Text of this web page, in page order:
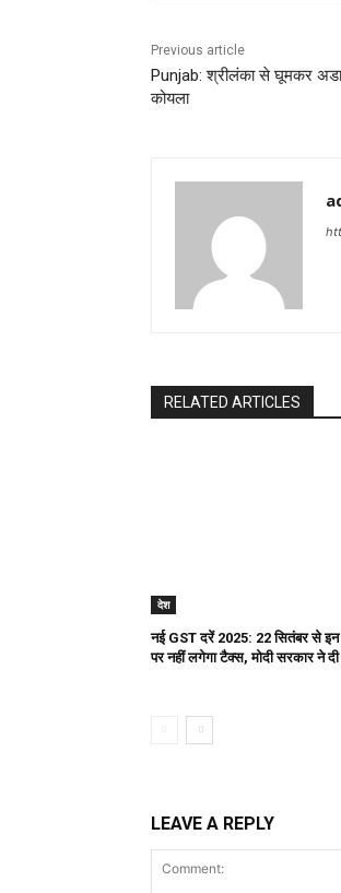
Previous article
Punjab: श्रीलंका से घूमकर
कोयला
RELATED ARTICLES
देश
नई GST दरें 2025: 22 सितंबर से इन
पर नहीं लगेगा टैक्स, मोदी सरकार ने दी
LEAVE A REPLY